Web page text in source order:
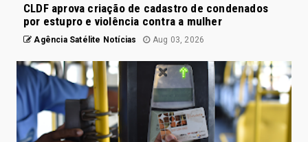
CLDF aprova criação de cadastro de condenados
por estupro e violência contra a mulher
Agência Satélite Notícias Aug 03, 2026